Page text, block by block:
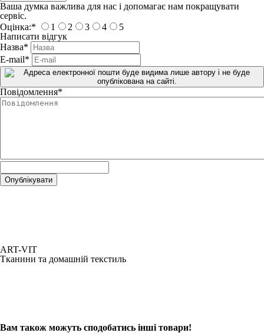
Ваша думка важлива для нас і допомагає нам покращувати
сервіс.
Оцінка:* 1 2 3 4
5
Написати відгук
Назва*
E-mail*
Повідомлення*
ART-VIT
Тканини та домашній текстиль
Вам також можуть сподобатись інші товари!